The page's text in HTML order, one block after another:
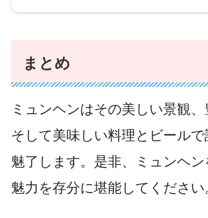
まとめ
ミュンヘンはその美しい景観、
そして美味しい料理とビール
魅了します。是非、ミュンヘ
魅力を存分に堪能してください